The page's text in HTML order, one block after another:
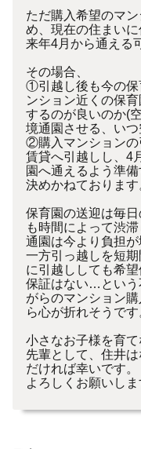
ただ購入希望のマ
め、現在の住まい
来年4月から通える
その場合、
①引越し後も今の保
ンション近くの保
するのが良いのか(
境通園させる、い
②購入マンションの
賃貸へ引越しし、4
園へ通えるよう準
決めかねております
保育園の送迎は毎
も時間によって渋
通園は今より負担が
一方引っ越しを短
に引越ししても希
保証はない…という
がらのマンション
ら心が折れそうです
小さなお子様を育
先輩として、住井
だければ幸いです。
よろしくお願いしま